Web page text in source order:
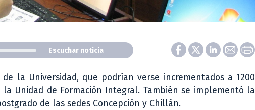
Escuchar noticia
la Universidad, que podrían verse incrementados a 1200
Unidad de Formación Integral. También se implementó la
de las sedes Concepción y Chillán.